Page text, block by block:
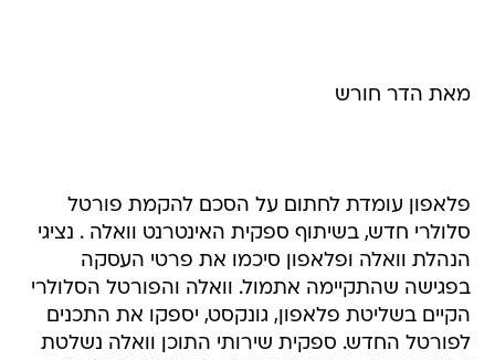
מאת הדר חורש
פלאפון עומדת לחתום על הסכם להקמת פורטל
סלולרי חדש, בשיתוף ספקית האינטרנט וואלה . נציגי
הנהלת וואלה ופלאפון סיכמו את פרטי העסקה
בפגישה שהתקיימה אתמול. וואלה והפורטל הסלולרי
הקיים בשליטת פלאפון, גונקסט, יספקו את התכנים
לפורטל החדש. ספקית שירותי התוכן וואלה נשלטת